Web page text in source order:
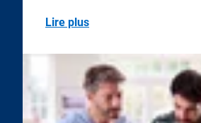
Lire plus